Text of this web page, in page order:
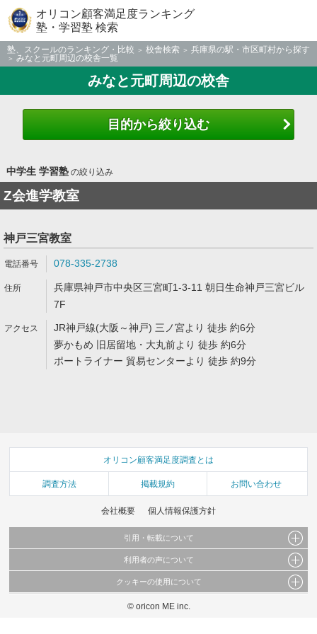
オリコン顧客満足度ランキング
塾・学習塾 検索
塾、スクールのランキング・比較 校舎検索
兵庫県の駅・市区町村から探す
みなと元町周辺の校舎一覧
みなと元町周辺の校舎
目的から絞り込む
中学生 学習塾の絞り込み
Z会進学教室
神戸三宮教室
078-335-2738
兵庫県神戸市中央区三宮町1-3-11 朝日生命神戸三宮ビル
7F
JR神戸線(大阪～神戸) 三ノ宮より 徒歩 約6分
夢かもめ 旧居留地・大丸前より 徒歩 約6分
ポートライナー 貿易センターより 徒歩 約9分
オリコン顧客満足度調査とは
調査方法 掲載規約 お問い合わせ
会社概要 個人情報保護方針
引用・転載について
当サイトで公開されている情報（文字、写真、イラスト、画像データ等）及びこれらの配
これらの情報を権利者の許可なく無断転載・複製などの二次利用を行うことは固く禁じて
利用者の声について
当サイトに掲載している内容はすべてサービスの利用者が提出された見解・感想です。
弊社の見解・ 意見ではないことをご理解いただいた上でご覧ください。
クッキーの使用について
このサイトでは Cookie を使用して、ユーザーに合わせたコンテンツや広告の表示、ソー
© oricon ME inc.